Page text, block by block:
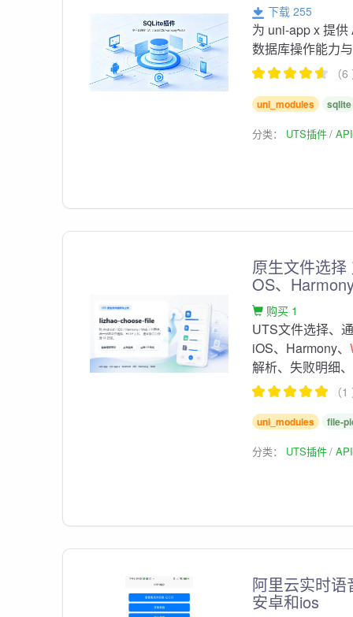
下载 255
为 uni-app x 提
数据库操作能力
（
uni_modules sqlite
分类： UTS插件
原生文件选
OS、
购买 1
UTS文件选择、
iOS、Harmony、
解析、失败明细
（
uni_modules file-
分类： UTS插件
阿里云实时语
安卓和ios